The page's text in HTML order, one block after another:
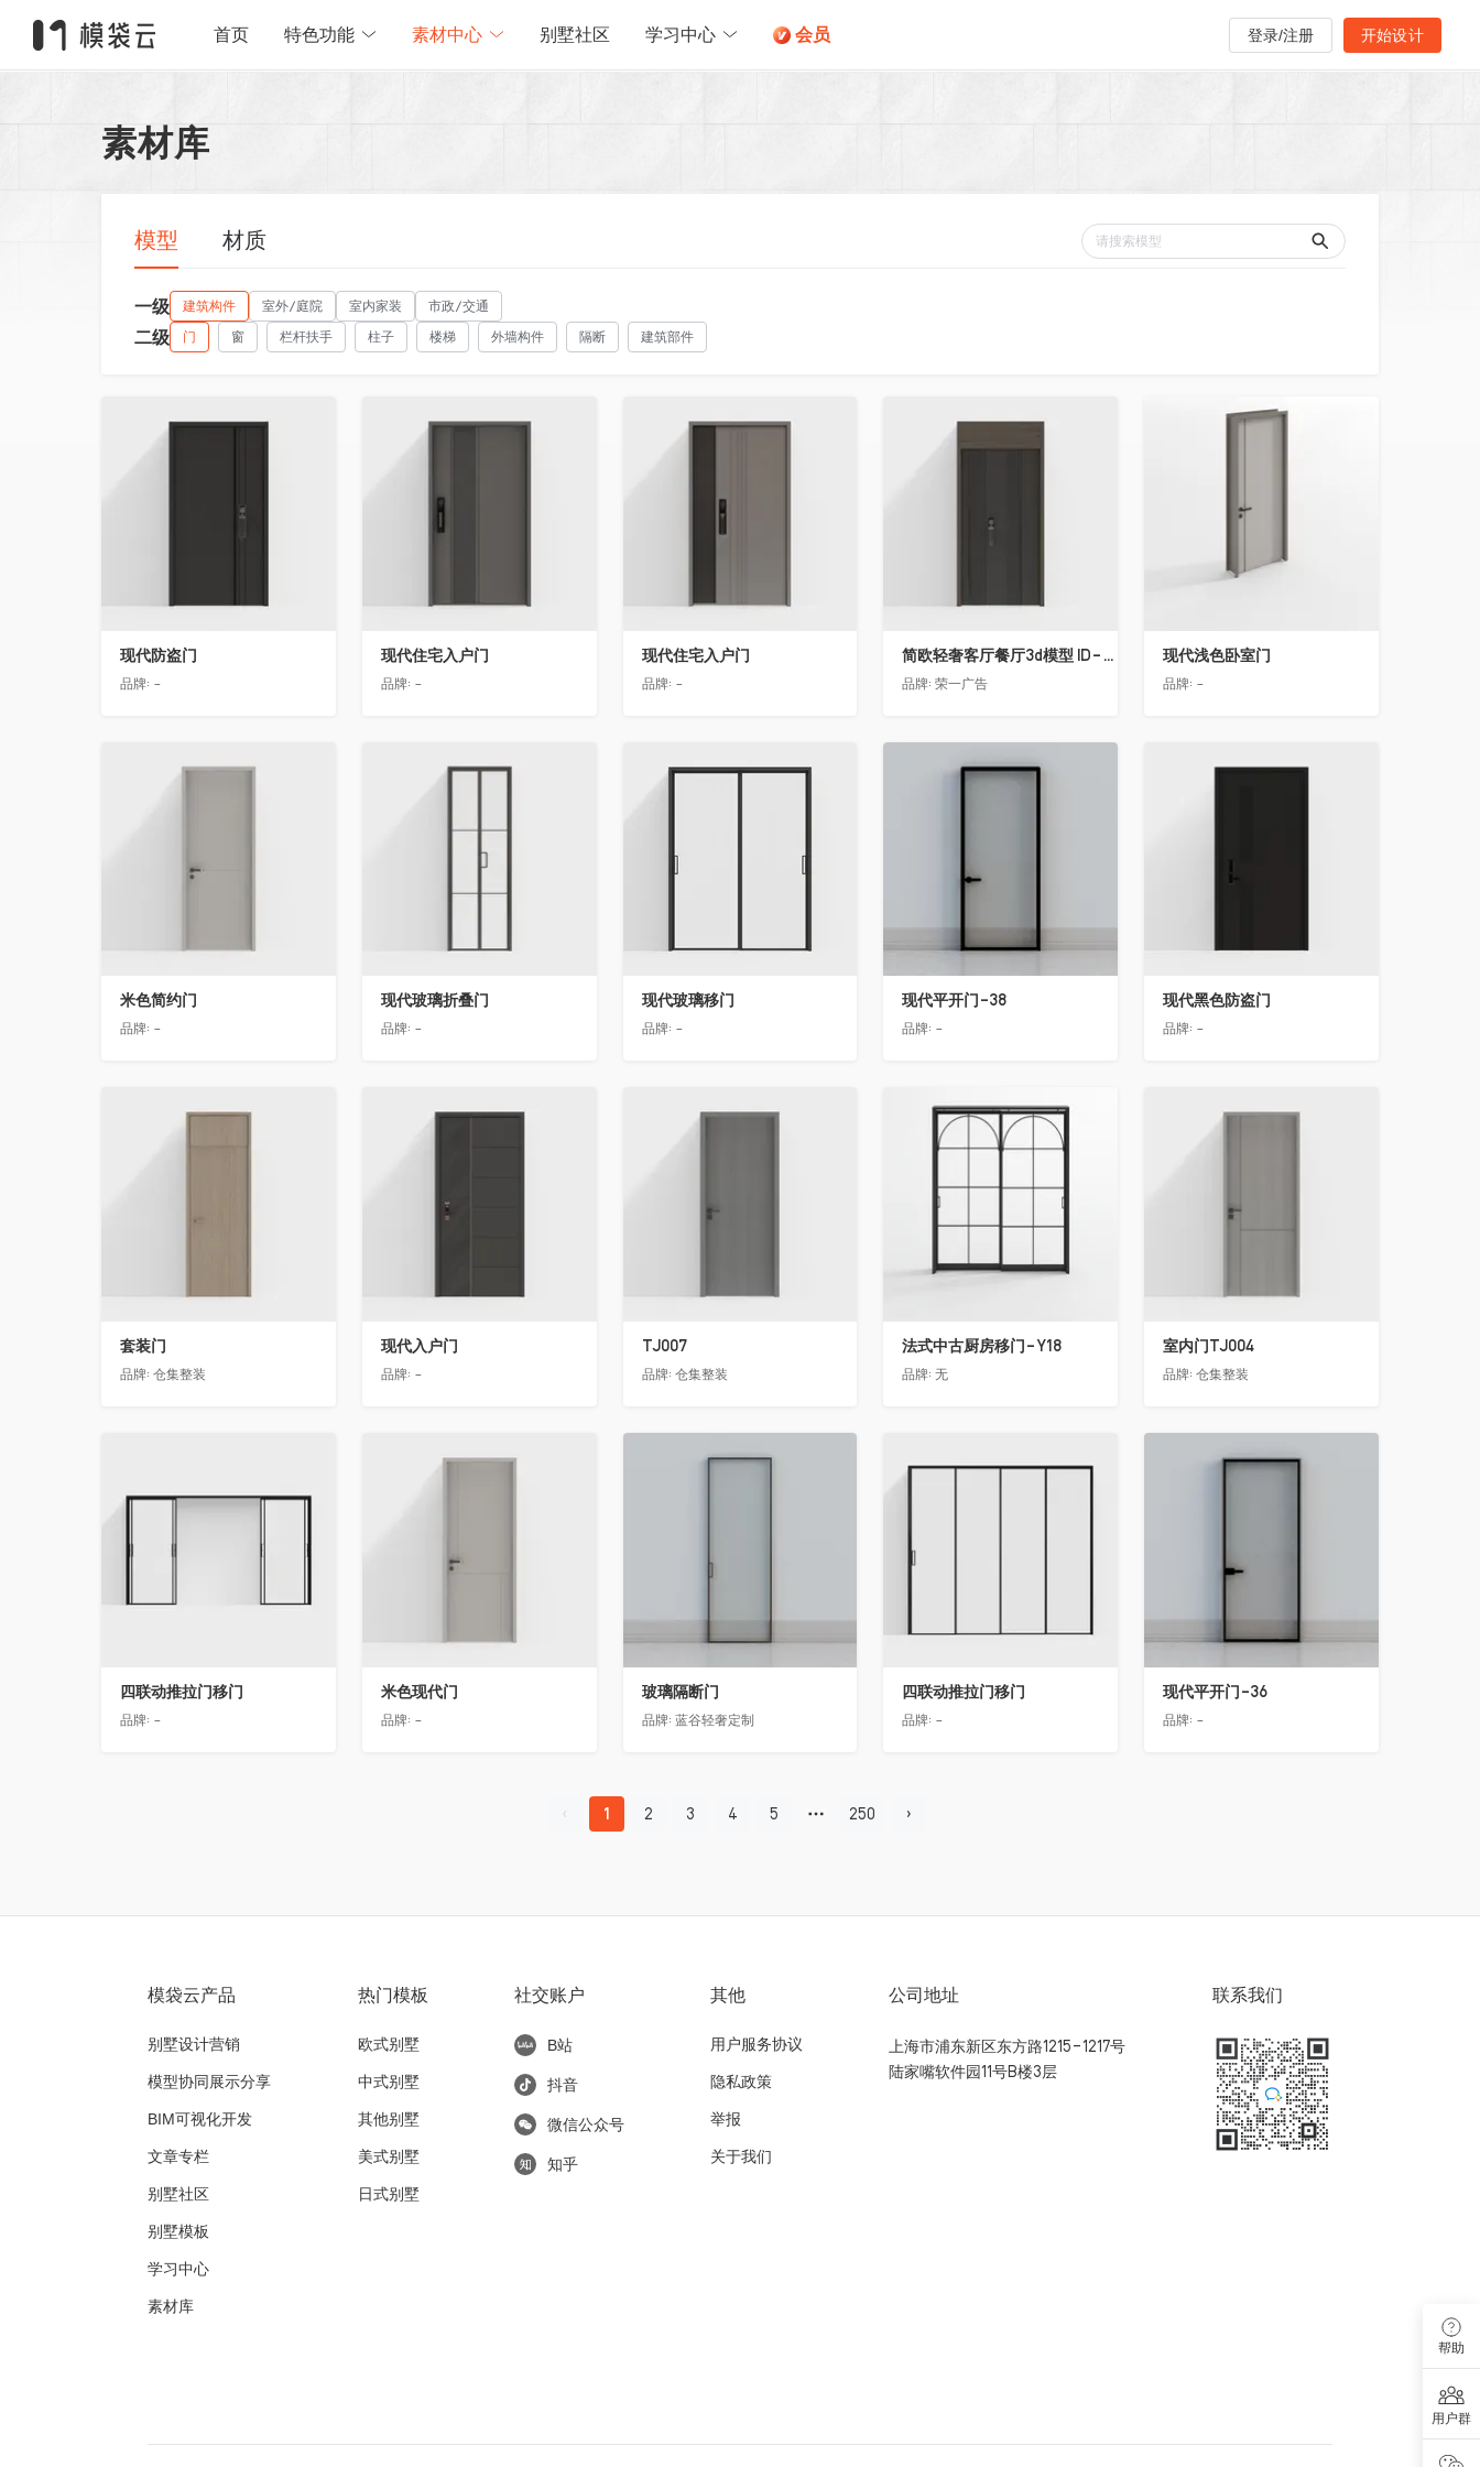
首页 特色功能 素材中心 别墅社区 学习中心 会员 登录/注册 开始设计
素材库
模型 材质
一级 建筑构件 室外/庭院 室内家装 市政/交通
二级 门 窗 栏杆扶手 柱子 楼梯 外墙构件 隔断 建筑部件
收藏
现代防盗门
品牌: -
收藏
现代住宅入户门
品牌: -
收藏
现代住宅入户门
品牌: -
收藏
简欧轻奢客厅餐厅3d模型 ID-11490558入户门2
品牌:荣一广告
现代浅色卧室门
品牌: -
米色简约门
品牌: -
现代玻璃折叠门
品牌: -
收藏
现代玻璃移门
品牌: -
收藏
现代平开门-38
品牌: -
收藏
现代黑色防盗门
品牌: -
套装门
品牌: 仓集整装
收藏
现代入户门
品牌: -
收藏
TJ007
品牌: 仓集整装
收藏
法式中古厨房移门-Y18
品牌:无
收藏
室内门TJ004
品牌:仓集整装
四联动推拉门移门
品牌: -
米色现代门
品牌: -
玻璃隔断门
品牌: 蓝谷轻奢定制
收藏
四联动推拉门移门
品牌: -
收藏
现代平开门-36
品牌: -
1 2 3 4 5 250
模袋云产品
别墅设计营销
模型协同展示分享
BIM可视化开发
文章专栏
别墅社区
别墅模板
学习中心
素材库
热门模板
欧式别墅
中式别墅
其他别墅
美式别墅
日式别墅
社交账户
B站
抖音
微信公众号
知乎
其他
用户服务协议
隐私政策
举报
关于我们
公司地址
上海市浦东新区东方路1215-1217号
陆家嘴软件园11号B楼3层
联系我们
帮助
用户群